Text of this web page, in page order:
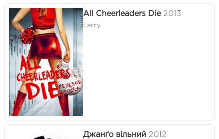
All Cheerleaders Die 2013
Larry
Джанґо вільний 2012